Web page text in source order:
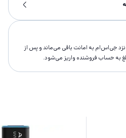
جی‌اس‌ام به امانت باقى مى‌ماند و پس از
به حساب فروشنده واريز مى‌شود.